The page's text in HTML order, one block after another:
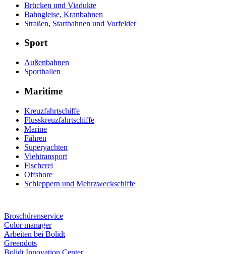
Brücken und Viadukte
Bahngleise, Kranbahnen
Straßen, Startbahnen und Vorfelder
Sport
Außenbahnen
Sporthallen
Maritime
Kreuzfahrtschiffe
Flusskreuzfahrtschiffe
Marine
Fähren
Superyachten
Viehtransport
Fischerei
Offshore
Schleppern und Mehrzweckschiffe
Broschürenservice
Color manager
Arbeiten bei Bolidt
Greendots
Bolidt Innovation Center